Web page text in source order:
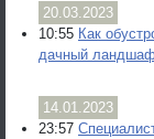
20.03.2023
10:55 Как
дачный
14.01.2023
23:57